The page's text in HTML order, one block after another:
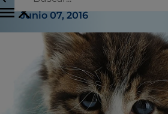
Junio 07, 2016